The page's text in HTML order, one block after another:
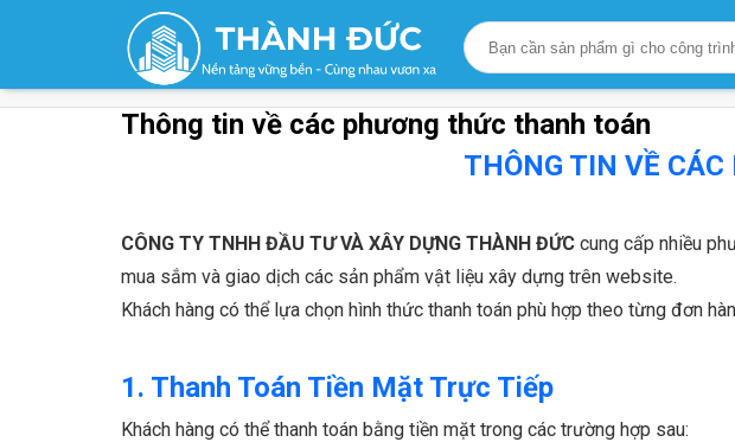
Trang chủ / Thông tin về các phương thức thanh toán
Thông tin về các phương thức thanh toán
THÔNG TIN VỀ
CÔNG TY TNHH ĐẦU TƯ VÀ XÂY DỰNG THÀNH ĐỨC cung cấp nhiều
mua sắm và giao dịch các sản phẩm vật liệu xây dựng trên website.
Khách hàng có thể lựa chọn hình thức thanh toán phù hợp theo từng đơn
1. Thanh Toán Tiền Mặt Trực Tiếp
Khách hàng có thể thanh toán bằng tiền mặt trong các trường hợp sau: